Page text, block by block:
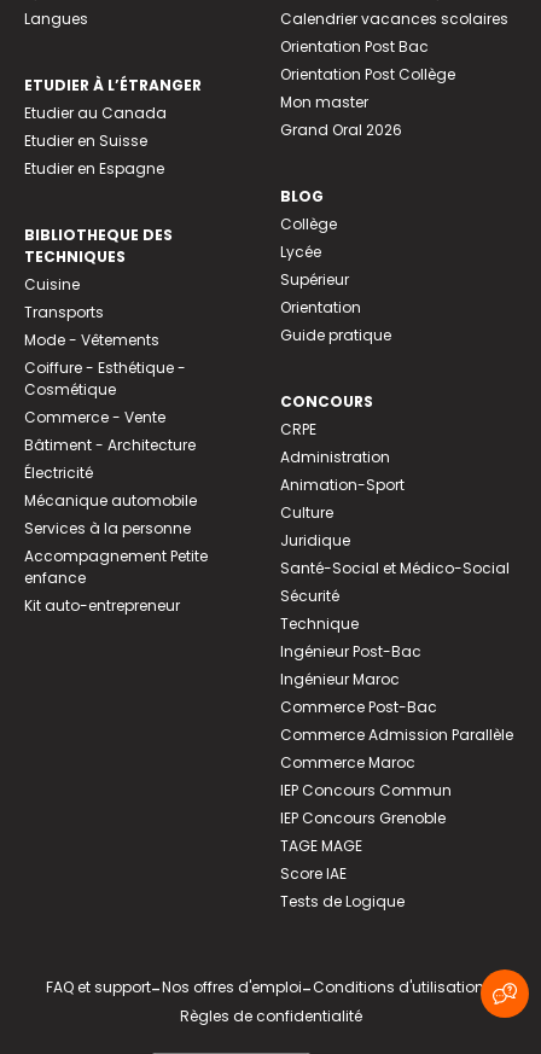
Langues
ETUDIER À L’ÉTRANGER
Etudier au Canada
Etudier en Suisse
Etudier en Espagne
BIBLIOTHEQUE DES
TECHNIQUES
Cuisine
Transports
Mode - Vêtements
Coiffure - Esthétique -
Cosmétique
Commerce - Vente
Bâtiment - Architecture
Électricité
Mécanique automobile
Services à la personne
Accompagnement Petite
enfance
Kit auto-entrepreneur
Calendrier vacances scolaires
Orientation Post Bac
Orientation Post Collège
Mon master
Grand Oral 2026
BLOG
Collège
Lycée
Supérieur
Orientation
Guide pratique
CONCOURS
CRPE
Administration
Animation-Sport
Culture
Juridique
Santé-Social et Médico-Social
Sécurité
Technique
Ingénieur Post-Bac
Ingénieur Maroc
Commerce Post-Bac
Commerce Admission Parallèle
Commerce Maroc
IEP Concours Commun
IEP Concours Grenoble
TAGE MAGE
Score IAE
Tests de Logique
FAQ et support-Nos offres d'emploi-Conditions d'utilisation -
Règles de confidentialité